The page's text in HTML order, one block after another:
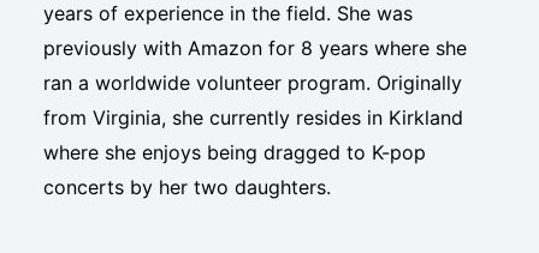
years of experience in the field. She was
previously with Amazon for 8 years where she
ran a worldwide volunteer program. Originally
from Virginia, she currently resides in Kirkland
where she enjoys being dragged to K-pop
concerts by her two daughters.